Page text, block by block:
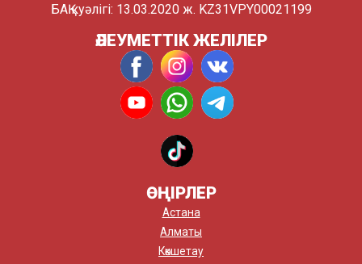
БАҚ куәлігі: 13.03.2020 ж. KZ31VPY00021199
ӘЛЕУМЕТТІК ЖЕЛІЛЕР
ӨҢІРЛЕР
Астана
Алматы
Көкшетау